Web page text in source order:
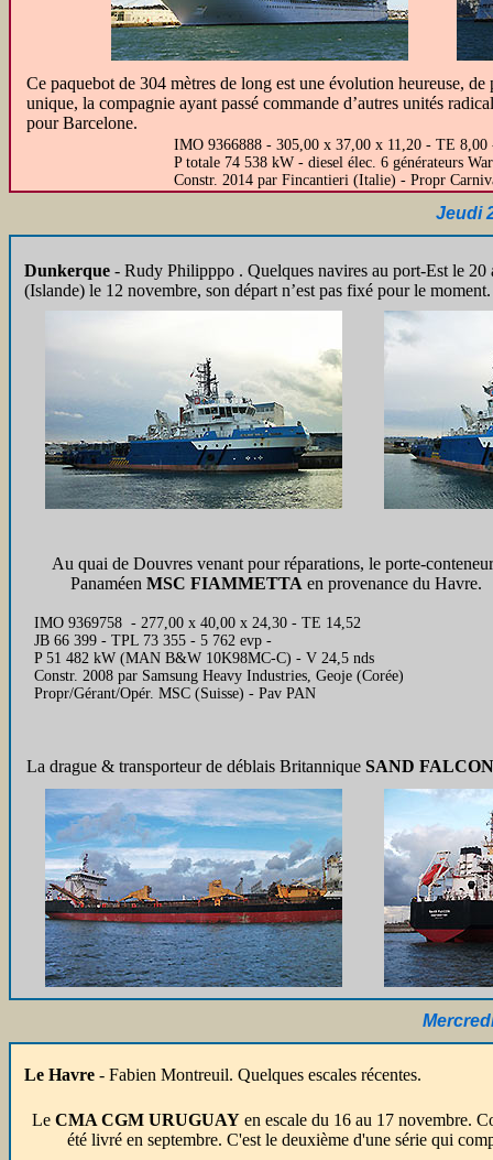
Ce paquebot de 304 mètres de long est une évolution heureuse,
unique, la compagnie ayant passé commande d’autres unités
pour Barcelone.
IMO 9366888 - 305,00 x 37,00 x 11,20 - TE 8,00
P totale 74 538 kW - diesel élec. 6 générateurs
Constr. 2014 par Fincantieri (Italie) - Propr
Jeudi
Dunkerque - Rudy Philipppo . Quelques navires au port-Est le
(Islande) le 12 novembre, son départ n’est pas fixé pour le
Au quai de Douvres venant pour réparations, le porte-
Panaméen MSC FIAMMETTA en provenance du Havre.
IMO 9369758 - 277,00 x 40,00 x 24,30 - TE 14,52
JB 66 399 - TPL 73 355 - 5 762 evp -
P 51 482 kW (MAN B&W 10K98MC-C) - V 24,5 nds
Constr. 2008 par Samsung Heavy Industries, Geoje (Corée)
Propr/Gérant/Opér. MSC (Suisse) - Pav PAN
La drague & transporteur de déblais Britannique SAND FALCON
Le Havre - Fabien Montreuil. Quelques escales récentes.
Le CMA CGM URUGUAY en escale du 16 au 17 novembre.
été livré en septembre. C'est le deuxième d'une série qui